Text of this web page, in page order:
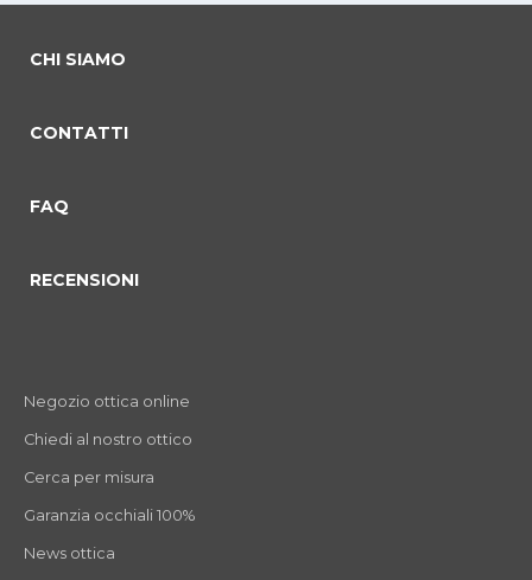
CHI SIAMO
CONTATTI
FAQ
RECENSIONI
Negozio ottica online
Chiedi al nostro ottico
Cerca per misura
Garanzia occhiali 100%
News ottica